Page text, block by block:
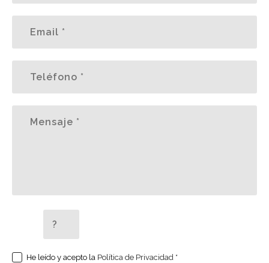
He leído y acepto la Política de Privacidad *